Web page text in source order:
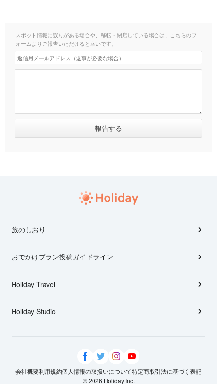
スポット情報に誤りがある場合や、移転・閉店している場合は、こちらのフ
ォームよりご報告いただけると幸いです。
旅のしおり
おでかけプラン投稿ガイドライン
Holiday Travel
Holiday Studio
会社概要利用規約個人情報の取扱いについて特定商取引法に基づく表記
© 2026 Holiday Inc.